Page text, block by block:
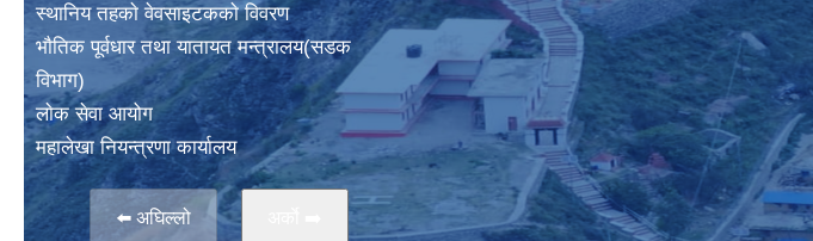
स्थानिय तहकाे वेवसाइटककाे विवरण
भाैतिक पूर्वधार तथा यातायत मन्त्रालय(सडक
विभाग)
लाेक सेवा आयोग
महालेखा नियन्त्रणा कार्यालय
⬅️ अघिल्लो